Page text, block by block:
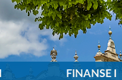
FINANSE I